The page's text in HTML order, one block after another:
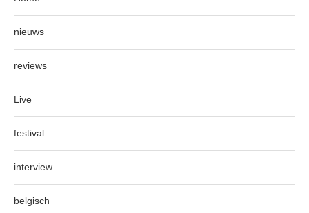
nieuws
reviews
Live
festival
interview
belgisch